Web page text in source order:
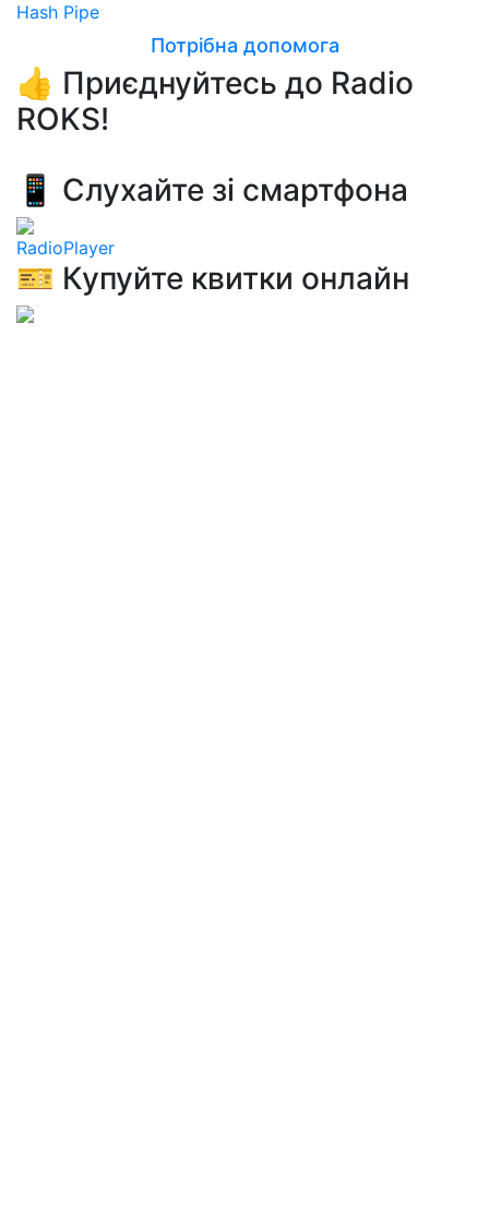
Hash Pipe
Потрібна допомога
👍 Приєднуйтесь до Radio
ROKS!
📱 Слухайте зі смартфона
RadioPlayer
🎫 Купуйте квитки онлайн